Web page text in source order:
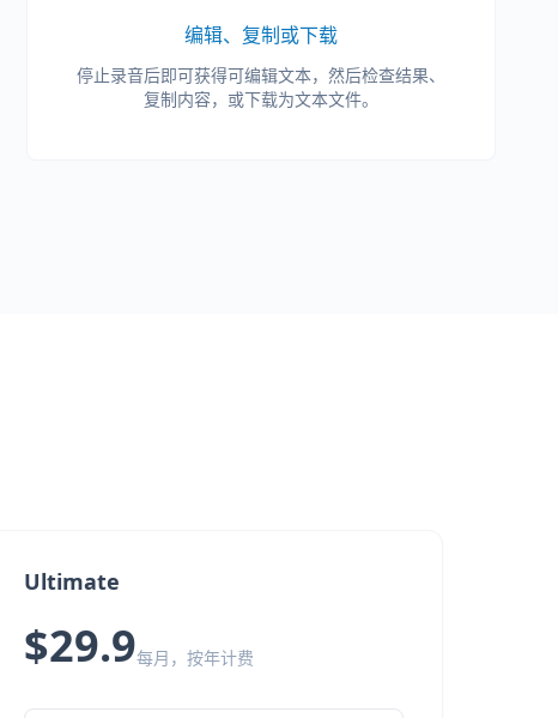
编辑、复制或下载
停止录音后即可获得可编辑文本，然后检查结果、
复制内容，或下载为文本文件。
Ultimate
$29.9每月，按年计费